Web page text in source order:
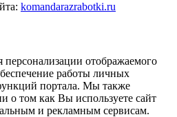
komandarazrabotki.ru
отображаемого
работы личных
портала. Мы также
о том как Вы используете сайт
и рекламным сервисам.